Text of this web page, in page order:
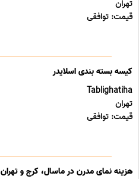
تهران
قیمت: توافقی
کیسه بسته بندی اسلایدر
Tablighatiha
تهران
قیمت: توافقی
هزینه نمای مدرن در ماسال، کرج و تهران